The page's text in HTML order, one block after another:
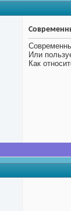
Или
Как